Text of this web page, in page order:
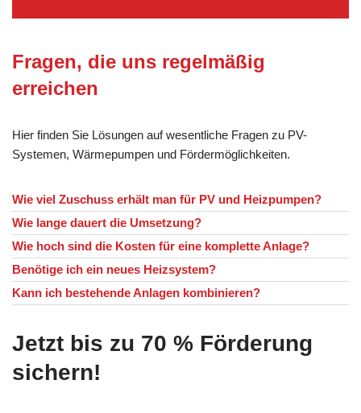
Fragen, die uns regelmäßig
erreichen
Hier finden Sie Lösungen auf wesentliche Fragen zu PV-
Systemen, Wärmepumpen und Fördermöglichkeiten.
Wie viel Zuschuss erhält man für PV und Heizpumpen?
Wie lange dauert die Umsetzung?
Wie hoch sind die Kosten für eine komplette Anlage?
Benötige ich ein neues Heizsystem?
Kann ich bestehende Anlagen kombinieren?
Jetzt bis zu 70 % Förderung
sichern!